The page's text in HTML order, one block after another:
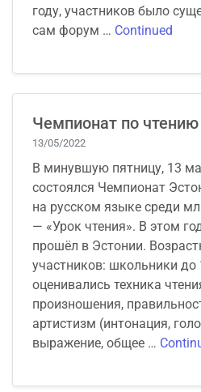
году, участников было
сам форум … Continued
Чемпионат по
13/05/2022
В минувшую пятницу, 13
состоялся Чемпионат
на русском языке среди
— «Урок чтения». В этом
прошёл в Эстонии.
участников: школьники
оценивались техника
произношения,
артистизм (интонация,
выражение, общее …